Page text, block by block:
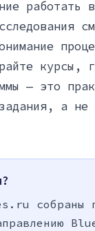
работать
курсы,
— это
а не
собраны